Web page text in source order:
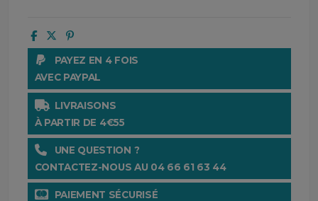
PAYEZ EN 4 FOIS
AVEC PAYPAL
LIVRAISONS
À PARTIR DE 4€55
UNE QUESTION ?
CONTACTEZ-NOUS AU 04 66 61 63 44
PAIEMENT SÉCURISÉ